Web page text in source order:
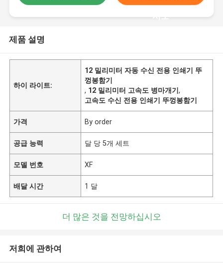
시오
제품 설명
하이 라이트:
12 밀리미터 자동 수신 전용 인쇄기 뚜
껑봉함기
, 12 밀리미터 고속도 병마개기,
고속도 수신 전용 인쇄기 뚜껑봉함기
가격 By order
공급 능력 달 당 5개 세트
모델 번호 XF
배달 시간 1 달
더 많은 것을 전망하십시오
저희에 관하여